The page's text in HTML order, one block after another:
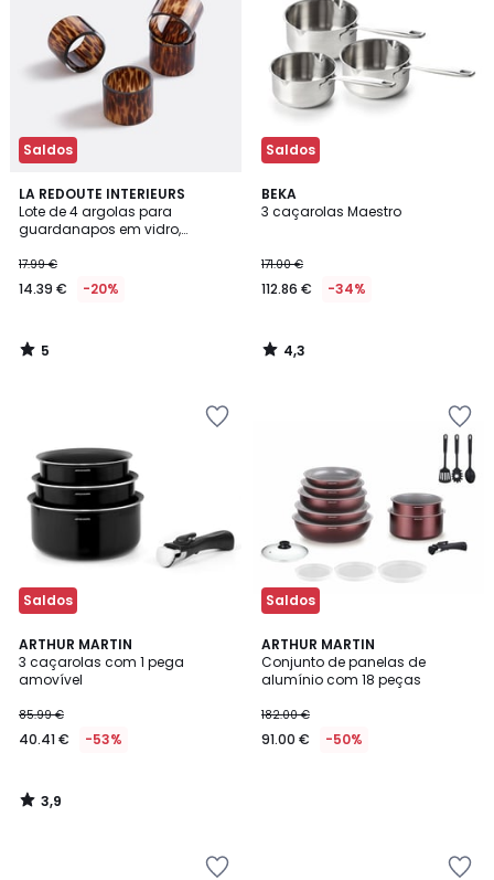
Saldos
LA REDOUTE INTERIEURS
Lote de 4 argolas para
guardanapos em vidro,
17.99 €
14.39 € -20%
5
/
5
5
/
Saldos
BEKA
3 caçarolas Maestro
171.00 €
112.86 € -34%
4,3
/ 5
4,3
/
Saldos
ARTHUR MARTIN
3 caçarolas com 1 pega
amovível
85.99 €
40.41 € -53%
3,9
/ 5
3,9
/
Saldos
ARTHUR MARTIN
Conjunto de panelas de
alumínio com 18 peças
182.00 €
91.00 € -50%